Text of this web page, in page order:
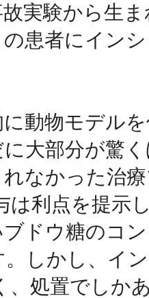
実験から生
患者にイン
動物モデル
大部分が驚
れなかった治
は利点を提示
ドウ糖のコ
。しかし、イ
、処置でしか